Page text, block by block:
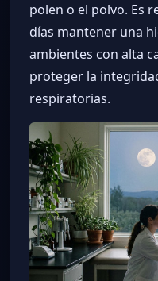
polen o el polvo. Es
días mantener una
ambientes con alta
proteger la
respiratorias.